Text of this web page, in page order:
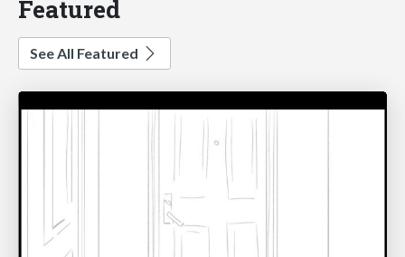
Featured
See All Featured